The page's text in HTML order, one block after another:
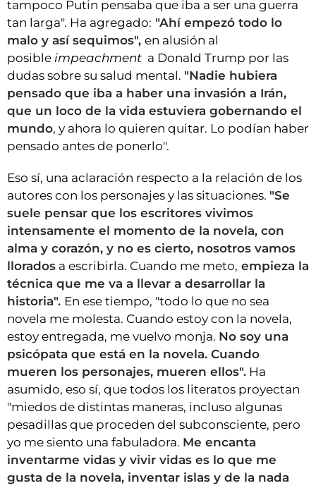
tampoco Putin pensaba que iba a ser una guerra
tan larga". Ha agregado: "Ahí empezó todo lo
malo y así sequimos", en alusión al
posible impeachment a Donald Trump por las
dudas sobre su salud mental. "Nadie hubiera
pensado que iba a haber una invasión a Irán,
que un loco de la vida estuviera gobernando el
mundo, y ahora lo quieren quitar. Lo podían haber
pensado antes de ponerlo".
Eso sí, una aclaración respecto a la relación de los
autores con los personajes y las situaciones. "Se
suele pensar que los escritores vivimos
intensamente el momento de la novela, con
alma y corazón, y no es cierto, nosotros vamos
llorados a escribirla. Cuando me meto, empieza la
técnica que me va a llevar a desarrollar la
historia". En ese tiempo, "todo lo que no sea
novela me molesta. Cuando estoy con la novela,
estoy entregada, me vuelvo monja. No soy una
psicópata que está en la novela. Cuando
mueren los personajes, mueren ellos". Ha
asumido, eso sí, que todos los literatos proyectan
"miedos de distintas maneras, incluso algunas
pesadillas que proceden del subconsciente, pero
yo me siento una fabuladora. Me encanta
inventarme vidas y vivir vidas es lo que me
gusta de la novela, inventar islas y de la nada